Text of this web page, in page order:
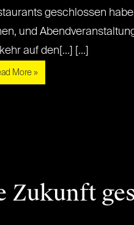
geschlossen
und
auf den[...] [...]
More »
Zukunft